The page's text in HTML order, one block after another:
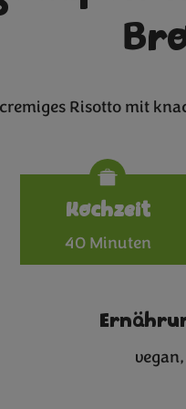
Risotto mit
Kochzeit
40 Minuten
vegan